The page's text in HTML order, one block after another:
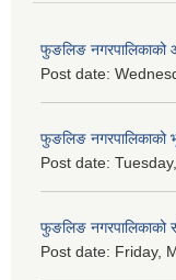
फुङलिङ नगरपालिकाको
Post date:
फुङलिङ नगरपालिकाको
Post date:
फुङलिङ नगरपालिकाको
Post date: Friday,